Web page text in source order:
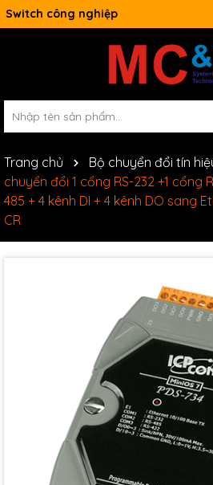
Switch công nghiệp
Trang chủ Bộ chuyển đổi tín
chuyển đổi 1 cổng RS-232 +1 cổng
485 + 4 kênh DI + 4 kênh DO sang
CR